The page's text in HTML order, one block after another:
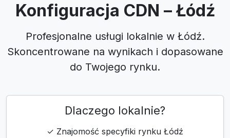
Konfiguracja CDN – Łódź
Profesjonalne usługi lokalnie w Łódź.
Skoncentrowane na wynikach i dopasowane
do Twojego rynku.
Dlaczego lokalnie?
✓ Znajomość specyfiki rynku Łódź